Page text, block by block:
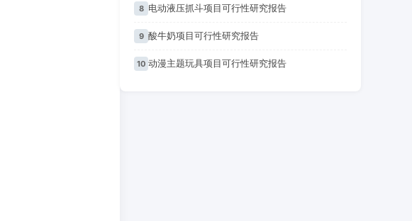
8 电动液压抓斗项目可行性研究报告
9 酸牛奶项目可行性研究报告
10 动漫主题玩具项目可行性研究报告